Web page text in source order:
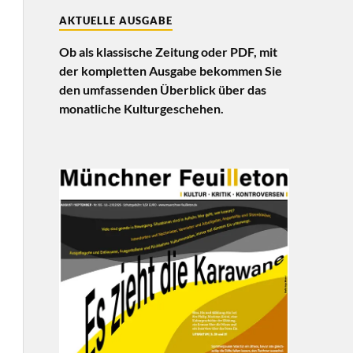
AKTUELLE AUSGABE
Ob als klassische Zeitung oder PDF, mit
der kompletten Ausgabe bekommen Sie
den umfassenden Überblick über das
monatliche Kulturgeschehen.